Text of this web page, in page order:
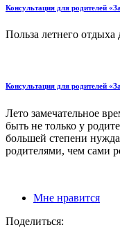
Консультация для родителей
Польза летнего отдыха
Консультация для родителей
Лето замечательное
быть не только у
большей степени
родителями, чем сами
Мне нравится
Поделиться: